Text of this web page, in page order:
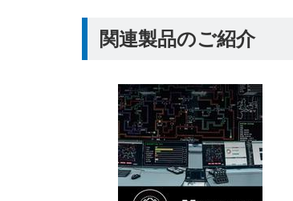
関連製品のご紹介